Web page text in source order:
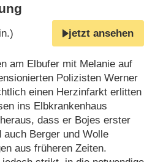
jetzt ansehen
am Elbufer mit Melanie auf
Polizisten Werner
einen Herzinfarkt erlitten
ins Elbkrankenhaus
dass er Bojes erster
auch Berger und Wolle
aus früheren Zeiten.